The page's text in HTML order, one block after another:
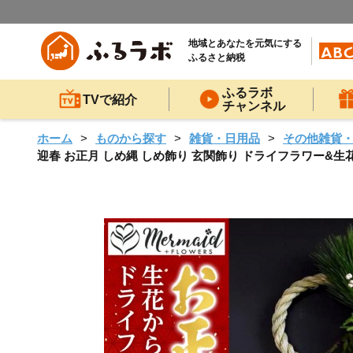
地域とあなたを元気にする
ふるさと納税
TVで紹介
ふるラボ
チャンネル
ホーム ものから探す 雑貨・日用品
その他雑貨
迎春 お正月 しめ縄 しめ飾り 玄関飾り ドライフラワー&